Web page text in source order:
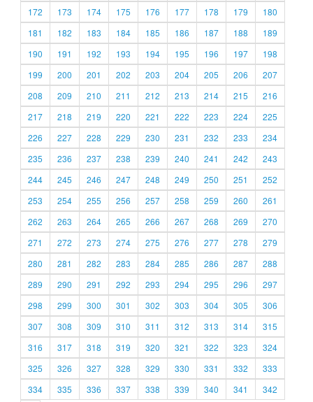
172
173 174 175 176 177 178 179
180
181
182 183 184 185 186 187 188
189
190
191 192 193 194 195 196 197
198
199
200 201 202 203 204 205 206
207
208
209 210 211 212 213 214 215
216
217
218 219 220 221 222 223 224
225
226
227 228 229 230 231 232 233
234
235
236 237 238 239 240 241 242
243
244
245 246 247 248 249 250 251
252
253
254 255 256 257 258 259 260
261
262
263 264 265 266 267 268 269
270
271
272 273 274 275 276 277 278
279
280
281 282 283 284 285 286 287
288
289
290 291 292 293 294 295 296
297
298
299 300 301 302 303 304 305
306
307
308 309 310 311 312 313 314
315
316
317 318 319 320 321 322 323
324
325
326 327 328 329 330 331 332
333
334
335 336 337 338 339 340 341 342